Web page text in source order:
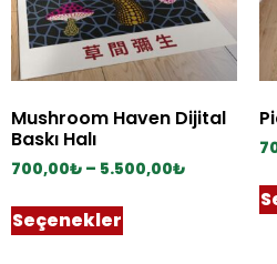
Mushroom Haven Dijital
Baskı Halı
700,00₺ – 5.500,00₺
Seçenekler